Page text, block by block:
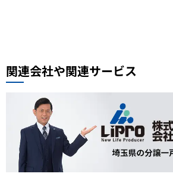
関連会社や関連サービス